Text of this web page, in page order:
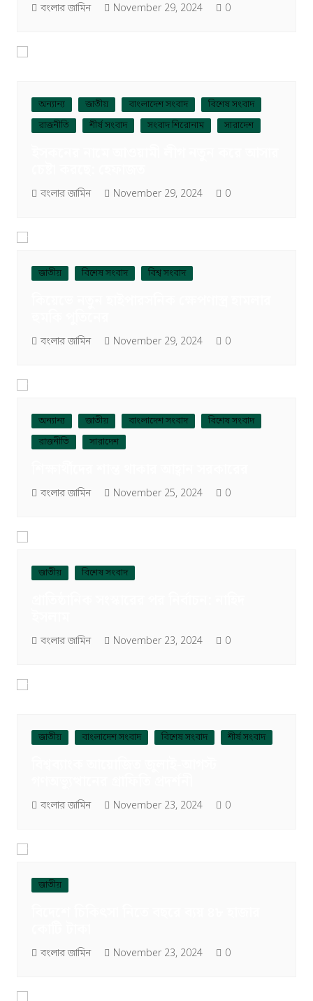
বংলার জামিন November 29, 2024 0
অন্যান্য জাতীয় বাংলাদেশ সংবাদ
বিশেষ সংবাদ
রাজনীতি
শীর্ষ সংবাদ সংবাদ শিরোনাম সারাদেশ
বংলার জামিন November 29, 2024 0
জাতীয় বিশেষ সংবাদ বিশ্ব সংবাদ
বংলার জামিন November 29, 2024 0
অন্যান্য জাতীয় বাংলাদেশ সংবাদ
বিশেষ সংবাদ
রাজনীতি
সারাদেশ
বংলার জামিন November 25, 2024 0
জাতীয় বিশেষ সংবাদ
বংলার জামিন November 23, 2024 0
জাতীয় বাংলাদেশ সংবাদ বিশেষ সংবাদ শীর্ষ সংবাদ
বংলার জামিন November 23, 2024 0
জাতীয়
বংলার জামিন November 23, 2024 0